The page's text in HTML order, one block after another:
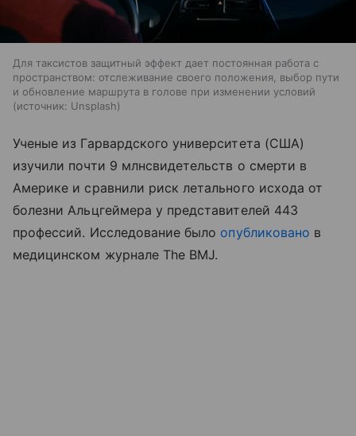
Для таксистов защитный эффект дает постоянная работа с
пространством: отслеживание своего положения, выбор пути
и обновление маршрута в голове при изменении условий
источник: Unsplash
Ученые из Гарвардского университета (США)
изучили почти 9 млнсвидетельств о смерти в
Америке и сравнили риск летального исхода от
болезни Альцгеймера у представителей 443
профессий. Исследование было опубликовано в
медицинском журнале The BMJ.